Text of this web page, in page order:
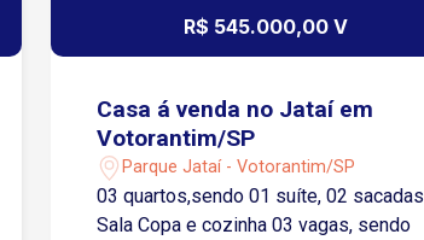
R$ 545.000,00 V
Casa á venda no Jataí em
Votorantim/SP
Parque Jataí - Votorantim/SP
03 quartos,sendo 01 suíte, 02 sacadas
Sala Copa e cozinha 03 vagas, sendo